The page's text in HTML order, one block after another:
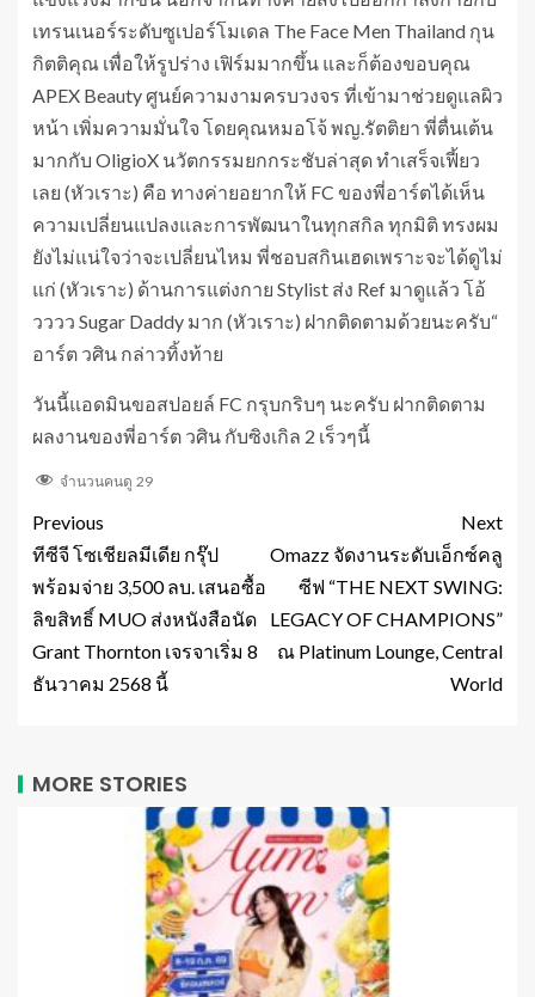
เทรนเนอร์ระดับซูเปอร์โมเดล The Face Men Thailand กุน
กิตติคุณ เพื่อให้รูปร่าง เฟิร์มมากขึ้น และก็ต้องขอบคุณ
APEX Beauty ศูนย์ความงามครบวงจร ที่เข้ามาช่วยดูแลผิว
หน้า เพิ่มความมั่นใจ โดยคุณหมอโจ้ พญ.รัตติยา พี่ตื่นเต้น
มากกับ OligioX นวัตกรรมยกกระชับล่าสุด ทำเสร็จเฟี้ยว
เลย (หัวเราะ) คือ ทางค่ายอยากให้ FC ของพี่อาร์ตได้เห็น
ความเปลี่ยนแปลงและการพัฒนาในทุกสกิล ทุกมิติ ทรงผม
ยังไม่แน่ใจว่าจะเปลี่ยนไหม พี่ชอบสกินเฮดเพราะจะได้ดูไม่
แก่ (หัวเราะ) ด้านการแต่งกาย Stylist ส่ง Ref มาดูแล้ว โอ้
วววว Sugar Daddy มาก (หัวเราะ) ฝากติดตามด้วยนะครับ“
อาร์ต วศิน กล่าวทิ้งท้าย
วันนี้แอดมินขอสปอยล์ FC กรุบกริบๆ นะครับ ฝากติดตาม
ผลงานของพี่อาร์ต วศิน กับซิงเกิล 2 เร็วๆนี้
จำนวนคนดู 29
Previous
ทีซีจี โซเชียลมีเดีย กรุ๊ป
พร้อมจ่าย 3,500 ลบ. เสนอซื้อ
ลิขสิทธิ์ MUO ส่งหนังสือนัด
Grant Thornton เจรจาเริ่ม 8
ธันวาคม 2568 นี้
Next
Omazz จัดงานระดับเอ็กซ์คลู
ซีฟ “THE NEXT SWING:
LEGACY OF CHAMPIONS”
ณ Platinum Lounge, Central
World
MORE STORIES